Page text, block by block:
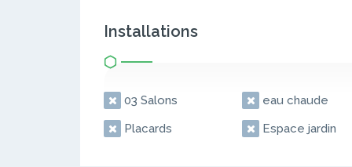
Installations
03 Salons
Placards
eau chaude
Espace jardin